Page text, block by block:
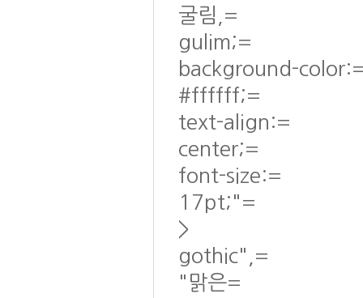
굴림,=
gulim;=
background-
#ffffff;=
text-align:=
center;=
font-size:=
17pt;"=
>
gothic",=
"맑은=